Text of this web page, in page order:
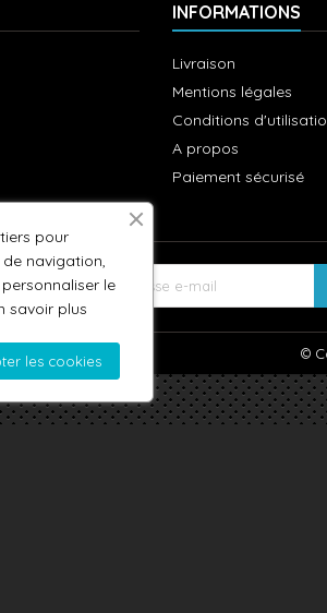
INFORMATIONS
Livraison
Mentions légales
Conditions
A propos
Paiement sécurisé
©
pour
navigation,
le
savoir plus
les cookies